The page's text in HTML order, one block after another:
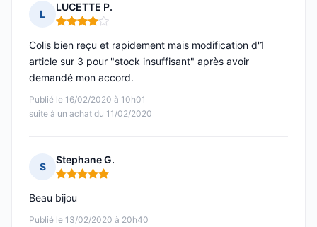
L
LUCETTE P.
Note : 4 sur 5
Publié le 16/02/2020 à 10h01
suite à un achat du 11/02/2020
Colis bien reçu et rapidement mais modification d'1
article sur 3 pour "stock insuffisant" après avoir
demandé mon accord.
S
Stephane G.
Note : 5 sur 5
Publié le 13/02/2020 à 20h40
Beau bijou